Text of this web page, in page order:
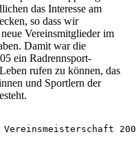
das Interesse am
so dass wir
Vereinsmitglieder im
Damit war die
ein Radrennsport-
rufen zu können, das
und Sportlern der
Vereinsmeisterschaft